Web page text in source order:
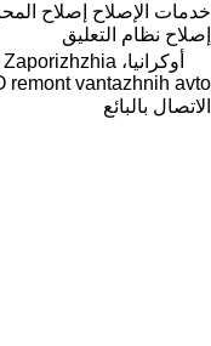
خدمات الإصلاح إصلاح
إصلاح نظام التعليق
أوكرانيا، m. Zaporizhzhia
remont vantazhnih avto
الاتصال بالبائع